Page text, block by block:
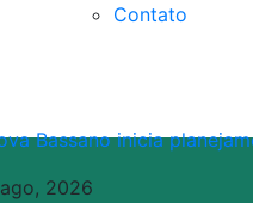
Contato
Bassano inicia
2026